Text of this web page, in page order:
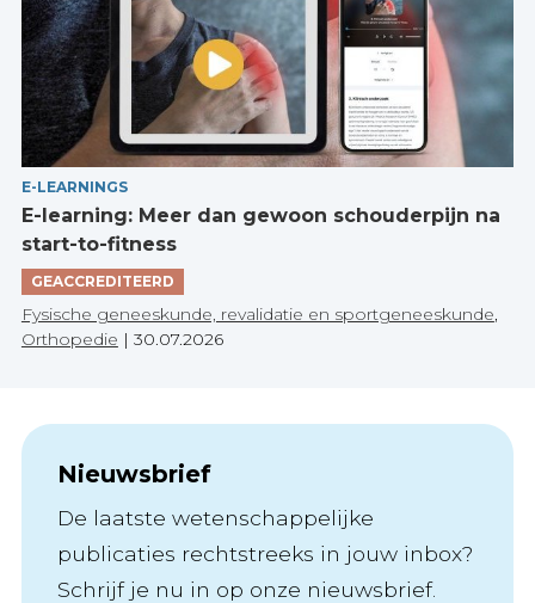
E-LEARNINGS
E-learning: Meer dan gewoon schouderpijn na
start-to-fitness
GEACCREDITEERD
Fysische geneeskunde, revalidatie en sportgeneeskunde
Orthopedie | 30.07.2026
Nieuwsbrief
De laatste wetenschappelijke
publicaties rechtstreeks in jouw inbox?
Schrijf je nu in op onze nieuwsbrief.